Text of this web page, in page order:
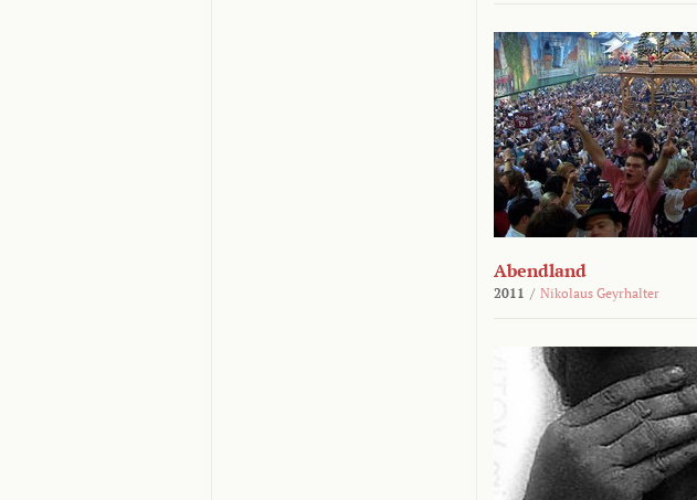
Abendland
2011 / Nikolaus Geyrhalter